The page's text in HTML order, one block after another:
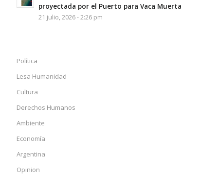
proyectada por el Puerto para Vaca Muerta
21 julio, 2026 - 2:26 pm
Política
Lesa Humanidad
Cultura
Derechos Humanos
Ambiente
Economía
Argentina
Opinion